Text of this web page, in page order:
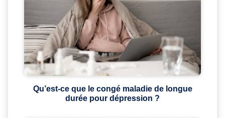
Qu’est-ce que le congé maladie de longue
durée pour dépression ?